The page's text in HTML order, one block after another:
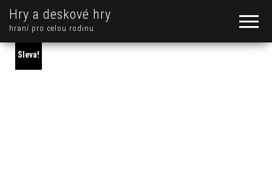
Hry a deskové hry
hraní pro celou rodinu
Sleva!